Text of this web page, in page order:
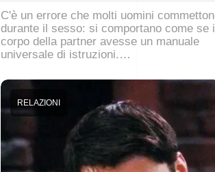
C'è un errore che molti uomini
durante il sesso: si comportano come se
corpo della partner avesse un manuale
universale di istruzioni.…
RELAZIONI